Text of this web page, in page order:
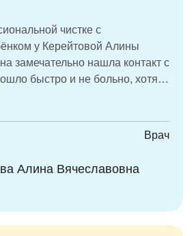
за заботу, внимание и
медицины!
чистке с
у Керейтовой Алины
замечательно нашла контакт с
быстро и не больно, хотя
В конце подарили подарок,
Врач
Алина Вячеславовна